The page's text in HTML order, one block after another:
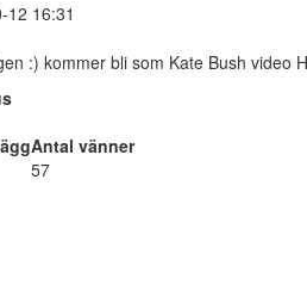
12 16:31
:) kommer bli som Kate Bush video
Antal vänner
57